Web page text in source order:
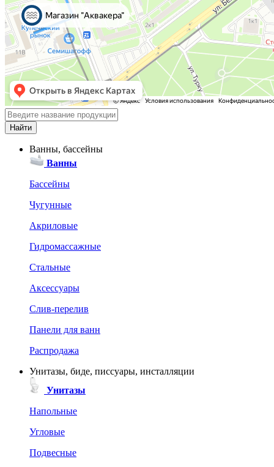
Ванны, бассейны
Ванны
Бассейны
Чугунные
Акриловые
Гидромассажные
Стальные
Аксессуары
Слив-перелив
Панели для ванн
Распродажа
Унитазы, биде, писсуары, инсталляции
Унитазы
Напольные
Угловые
Подвесные